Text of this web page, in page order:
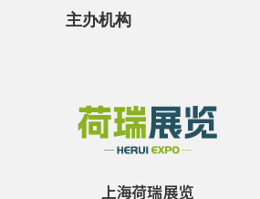
主办机构